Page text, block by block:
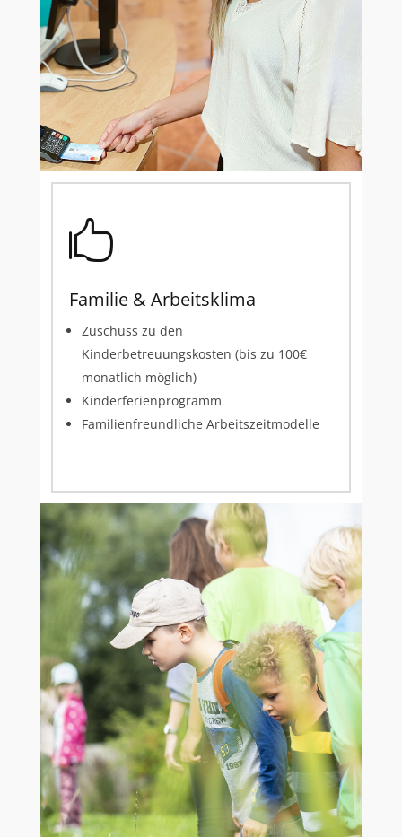

Familie & Arbeitsklima
Zuschuss zu den
Kinderbetreuungskosten (bis zu 100€
monatlich möglich)
Kinderferienprogramm
Familienfreundliche Arbeitszeitmodelle